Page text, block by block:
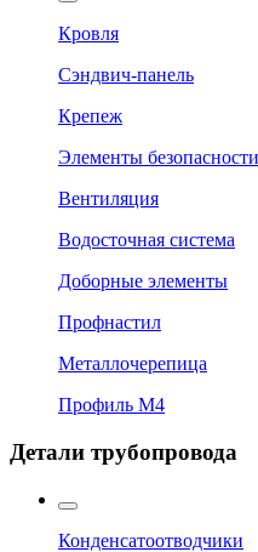
Кровля
Сэндвич-панель
Крепеж
Элементы безопасности
Вентиляция
Водосточная система
Доборные элементы
Профнастил
Металлочерепица
Профиль М4
Детали трубопровода
Конденсатоотводчики